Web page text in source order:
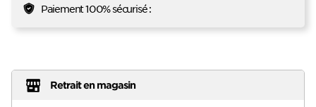
Paiement 100% sécurisé :
Retrait en magasin